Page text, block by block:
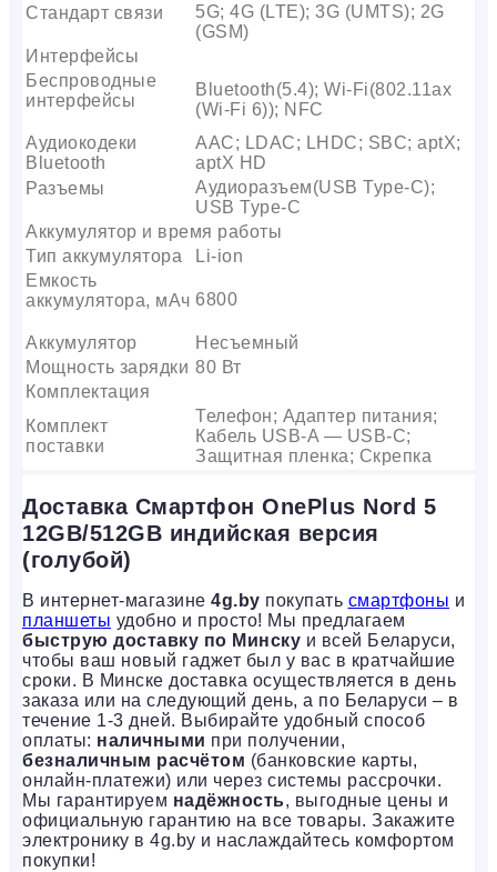
Стандарт связи
5G; 4G (LTE); 3G (UMTS); 2G
(GSM)
Интерфейсы
Беспроводные
интерфейсы
Bluetooth(5.4); Wi-Fi(802.11ax
(Wi-Fi 6)); NFC
Аудиокодеки
Bluetooth
AAC; LDAC; LHDC; SBC; aptX;
aptX HD
Разъемы
Аудиоразъем(USB Type-C);
USB Type-C
Аккумулятор и время работы
Тип аккумулятора
Li-ion
Емкость
аккумулятора, мАч 6800
Аккумулятор
Несъемный
Мощность зарядки 80 Вт
Комплектация
Комплект
поставки
Телефон; Адаптер питания;
Кабель USB-A — USB-C;
Защитная пленка; Скрепка
Доставка Смартфон OnePlus Nord 5
12GB/512GB индийская версия
(голубой)
В интернет-магазине 4g.by покупать смартфоны и
планшеты удобно и просто! Мы предлагаем
быструю доставку по Минску и всей Беларуси,
чтобы ваш новый гаджет был у вас в кратчайшие
сроки. В Минске доставка осуществляется в день
заказа или на следующий день, а по Беларуси – в
течение 1-3 дней. Выбирайте удобный способ
оплаты: наличными при получении,
безналичным расчётом (банковские карты,
онлайн-платежи) или через системы рассрочки.
Мы гарантируем надёжность, выгодные цены и
официальную гарантию на все товары. Закажите
электронику в 4g.by и наслаждайтесь комфортом
покупки!